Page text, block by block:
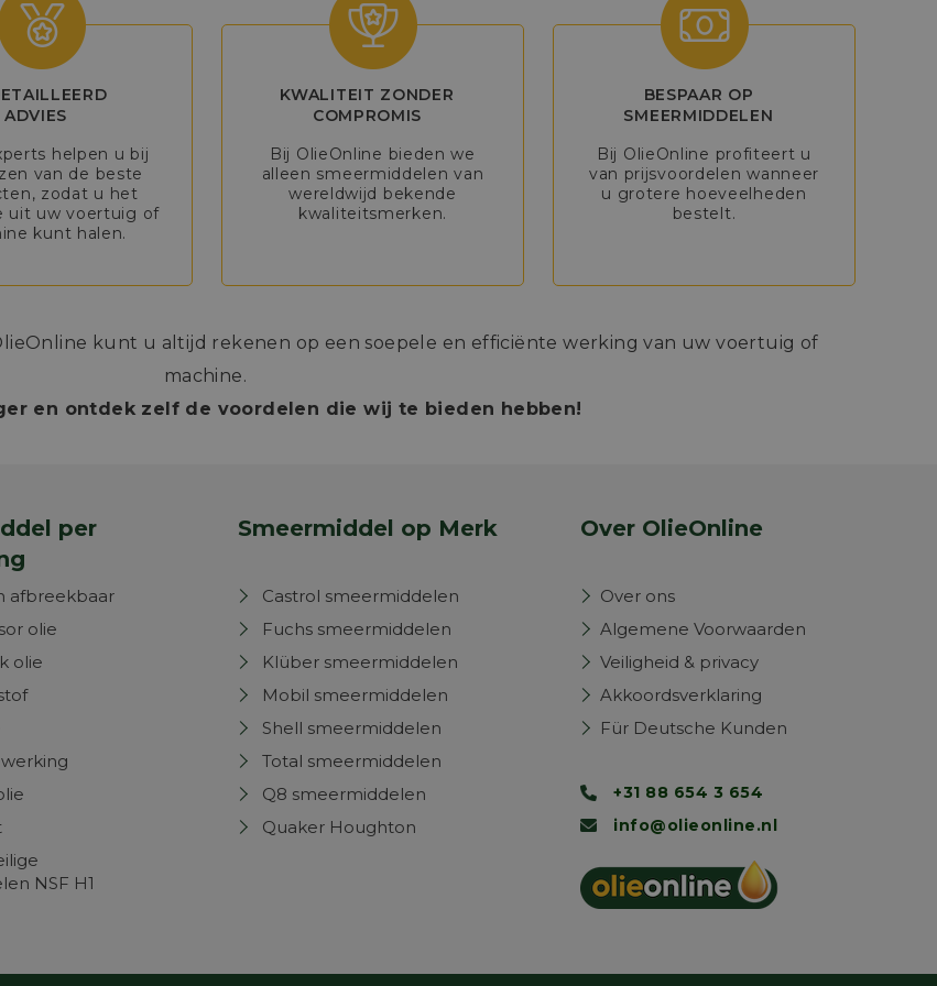
ADVIES
helpen u bij
van de beste
zodat u het
uit uw voertuig of
kunt halen.
KWALITEIT ZONDER
COMPROMIS
Bij OlieOnline bieden we
alleen smeermiddelen van
wereldwijd bekende
kwaliteitsmerken.
BESPAAR OP
SMEERMIDDELEN
Bij OlieOnline profiteert u
van prijsvoordelen wanneer
u grotere hoeveelheden
bestelt.
kunt u altijd rekenen op een soepele en efficiënte werking van uw voertuig of
machine.
en ontdek zelf de voordelen die wij te bieden hebben!
per
afbreekbaar
olie
olie
NSF H1
Smeermiddel op Merk
Castrol smeermiddelen
Fuchs smeermiddelen
Klüber smeermiddelen
Mobil smeermiddelen
Shell smeermiddelen
Total smeermiddelen
Q8 smeermiddelen
Quaker Houghton
Over OlieOnline
Over ons
Algemene Voorwaarden
Veiligheid & privacy
Akkoordsverklaring
Für Deutsche Kunden
+31 88 654 3 654
info@olieonline.nl